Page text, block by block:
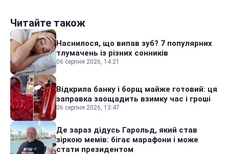
Читайте також
Наснилося, що випав зуб? 7 популярних
тлумачень із різних сонників
06 серпня 2026, 14:21
Відкрила банку і борщ майже готовий: ця
заправка заощадить взимку час і гроші
06 серпня 2026, 13:47
Де зараз дідусь Гарольд, який став
зіркою мемів: бігає марафони і може
стати президентом